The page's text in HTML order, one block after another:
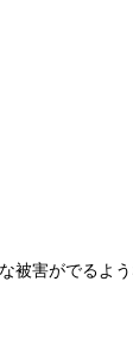
被害がでるよ